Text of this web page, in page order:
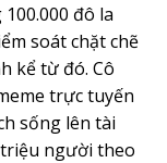
đô la
soát chặt chẽ
kể từ đó. Cô
trực tuyến
sống lên tài
người theo